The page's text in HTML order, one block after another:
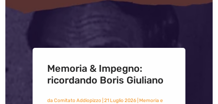
Memoria & Impegno:
ricordando Boris Giuliano
da Comitato Addiopizzo| 21 Luglio 2026| Memoria e